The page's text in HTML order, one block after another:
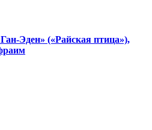
Эден» («Райская птица»),